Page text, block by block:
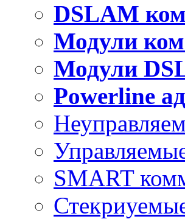
DSLAM
Модули
Модули
Powerline
SMART